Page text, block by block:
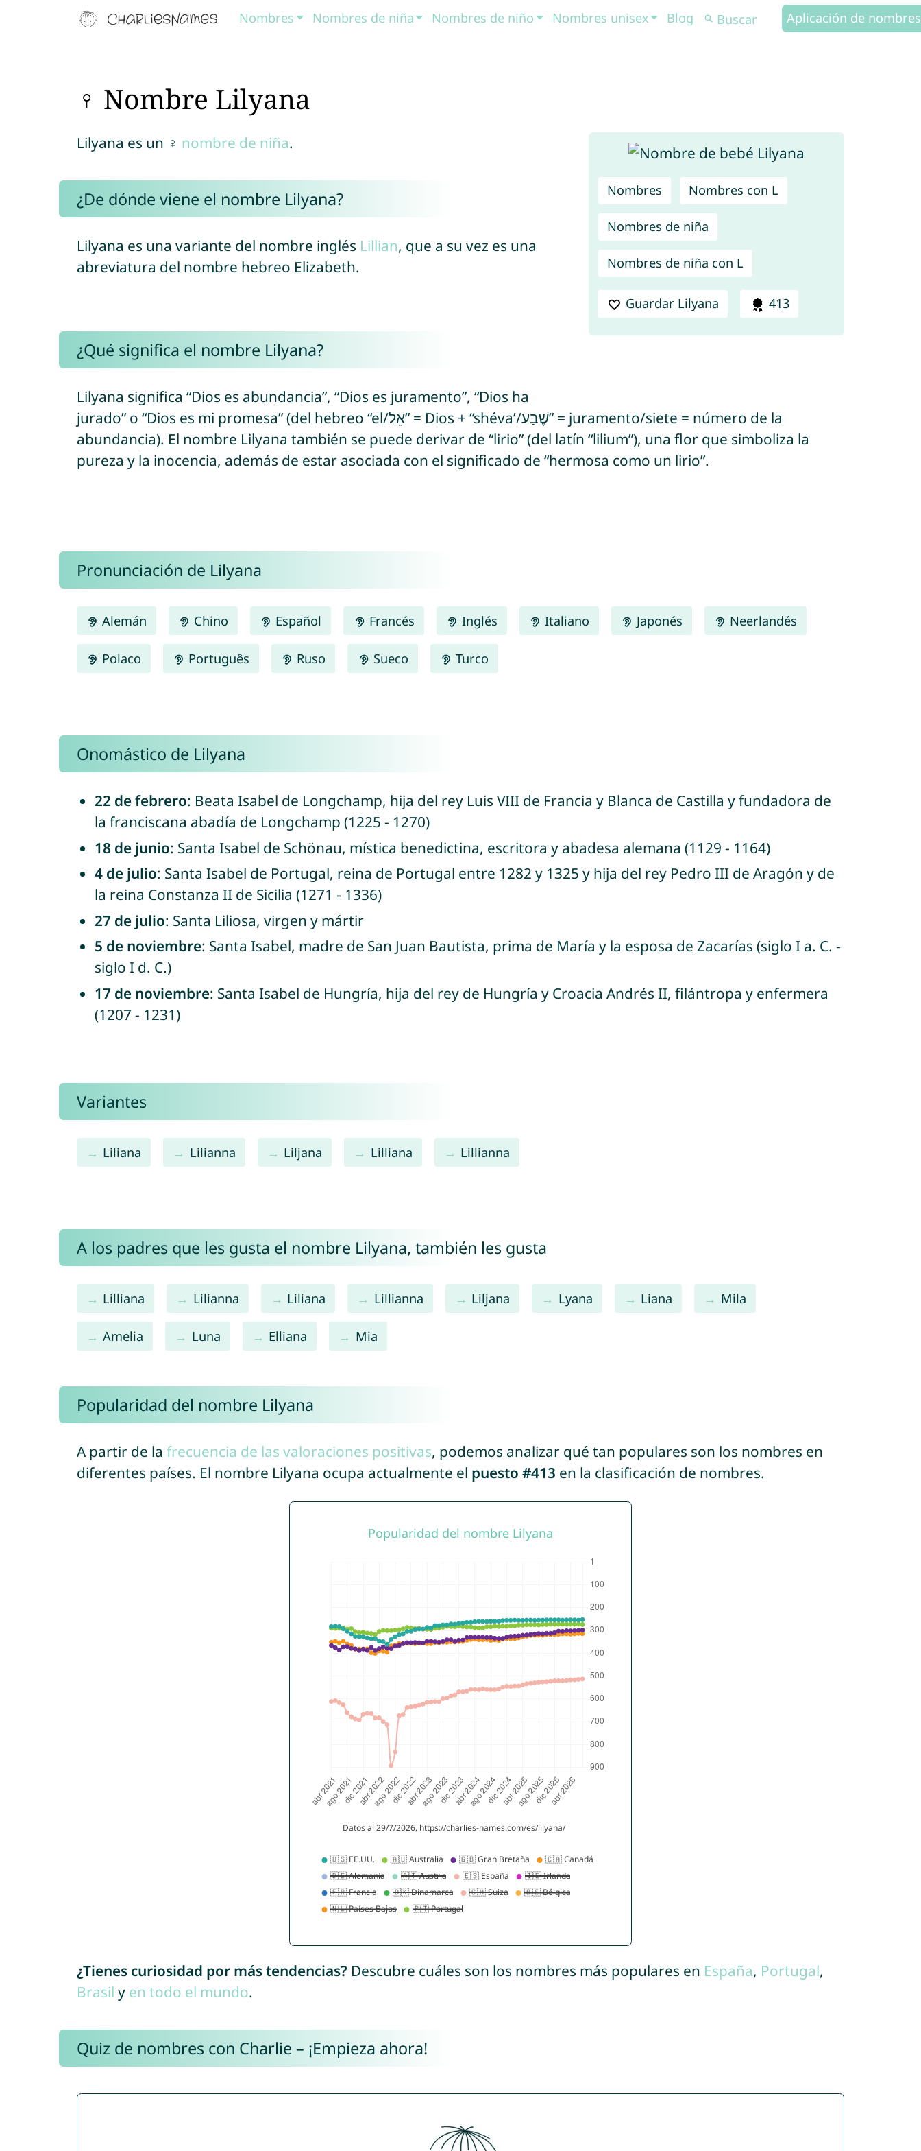
Nombres Nombres de niña Nombres de niño Nombres unisex Blog Aplicación de nombres
♀ Nombre Lilyana
Nombres Nombres con L
Nombres de niña
Nombres de niña con L
Guardar Lilyana 413
Lilyana es un ♀ nombre de niña.
¿De dónde viene el nombre Lilyana?
Lilyana es una variante del nombre inglés Lillian, que a su vez es una
abreviatura del nombre hebreo Elizabeth.
¿Qué significa el nombre Lilyana?
Lilyana significa “Dios es abundancia”, “Dios es juramento”, “Dios ha
jurado” o “Dios es mi promesa” (del hebreo “el/אֵל” = Dios + “shéva’/שֶׁבַע” = juramento/siete = número de la
abundancia). El nombre Lilyana también se puede derivar de “lirio” (del latín “lilium”), una flor que simboliza la
pureza y la inocencia, además de estar asociada con el significado de “hermosa como un lirio”.
Pronunciación de Lilyana
Alemán Chino Español Francés Inglés Italiano Japonés Neerlandés
Polaco Português Ruso Sueco Turco
Onomástico de Lilyana
22 de febrero: Beata Isabel de Longchamp, hija del rey Luis VIII de Francia y Blanca de Castilla y fundadora de
la franciscana abadía de Longchamp (1225 - 1270)
18 de junio: Santa Isabel de Schönau, mística benedictina, escritora y abadesa alemana (1129 - 1164)
4 de julio: Santa Isabel de Portugal, reina de Portugal entre 1282 y 1325 y hija del rey Pedro III de Aragón y de
la reina Constanza II de Sicilia (1271 - 1336)
27 de julio: Santa Liliosa, virgen y mártir
5 de noviembre: Santa Isabel, madre de San Juan Bautista, prima de María y la esposa de Zacarías (siglo I a. C. -
siglo I d. C.)
17 de noviembre: Santa Isabel de Hungría, hija del rey de Hungría y Croacia Andrés II, filántropa y enfermera
(1207 - 1231)
Variantes
Liliana Lilianna Liljana Lilliana Lillianna
A los padres que les gusta el nombre Lilyana, también les gusta
Lilliana Lilianna Liliana Lillianna Liljana Lyana Liana Mila
Amelia Luna Elliana Mia
Popularidad del nombre Lilyana
A partir de la frecuencia de las valoraciones positivas, podemos analizar qué tan populares son los nombres en
diferentes países. El nombre Lilyana ocupa actualmente el puesto #413 en la clasificación de nombres.
¿Tienes curiosidad por más tendencias? Descubre cuáles son los nombres más populares en España, Portugal,
Brasil y en todo el mundo.
Quiz de nombres con Charlie – ¡Empieza ahora!